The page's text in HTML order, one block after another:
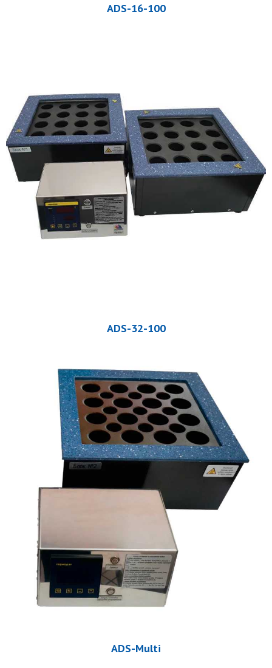
ADS-16-100
ADS-32-100
ADS-Multi